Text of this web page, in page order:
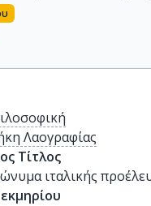
Λαογραφίας
Τίτλος
ιταλικής